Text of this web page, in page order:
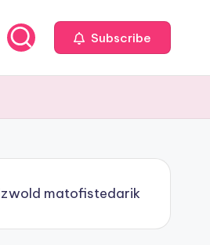
Subscribe
matofistedarik